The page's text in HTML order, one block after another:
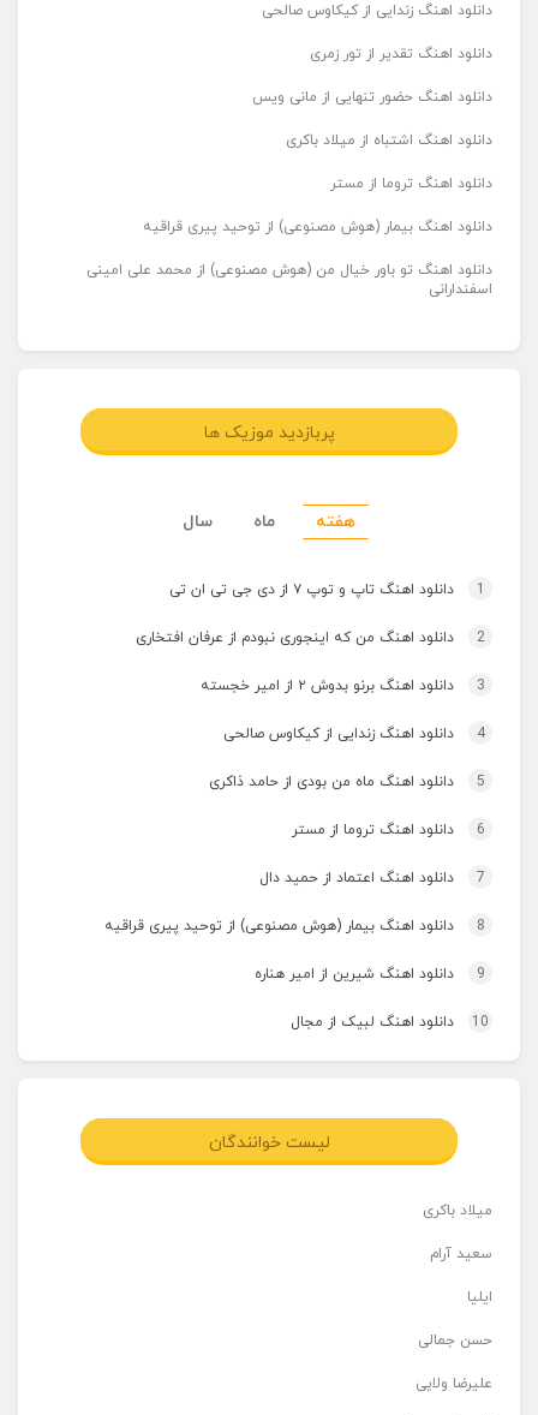
دانلود اهنگ زندایی از کیکاوس صالحی
دانلود اهنگ تقدیر از تور زمری
دانلود اهنگ حضور تنهایی از مانی ویس
دانلود اهنگ اشتباه از میلاد باکری
دانلود اهنگ تروما از مستر
دانلود اهنگ بیمار (هوش مصنوعی) از توحید پیری قراقیه
دانلود اهنگ تو باور خیال من (هوش مصنوعی) از محمد علی امینی
اسفندارانی
پربازدید موزیک ها
هفته ماه سال
1 دانلود اهنگ تاپ و توپ ۷ از دی جی تی ان تی
2 دانلود اهنگ من که اینجوری نبودم از عرفان افتخاری
3 دانلود اهنگ برنو بدوش ۲ از امیر خجسته
4 دانلود اهنگ زندایی از کیکاوس صالحی
5 دانلود اهنگ ماه من بودی از حامد ذاکری
6 دانلود اهنگ تروما از مستر
7 دانلود اهنگ اعتماد از حمید دال
8 دانلود اهنگ بیمار (هوش مصنوعی) از توحید پیری قراقیه
9 دانلود اهنگ شیرین از امیر هناره
10 دانلود اهنگ لبیک از مجال
لیست خوانندگان
میلاد باکری
سعید آرام
ایلیا
حسن جمالی
علیرضا ولایی